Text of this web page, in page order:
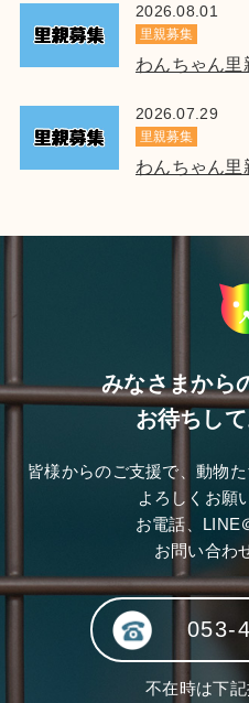
2026.08.01
里親募集
わんちゃん里
2026.07.29
里親募集
わんちゃん里
みなさまから
お待ちし
皆様からのご支援で、動物
よろしくお願
お電話、LINE
お問い合わ
053-
不在時は下